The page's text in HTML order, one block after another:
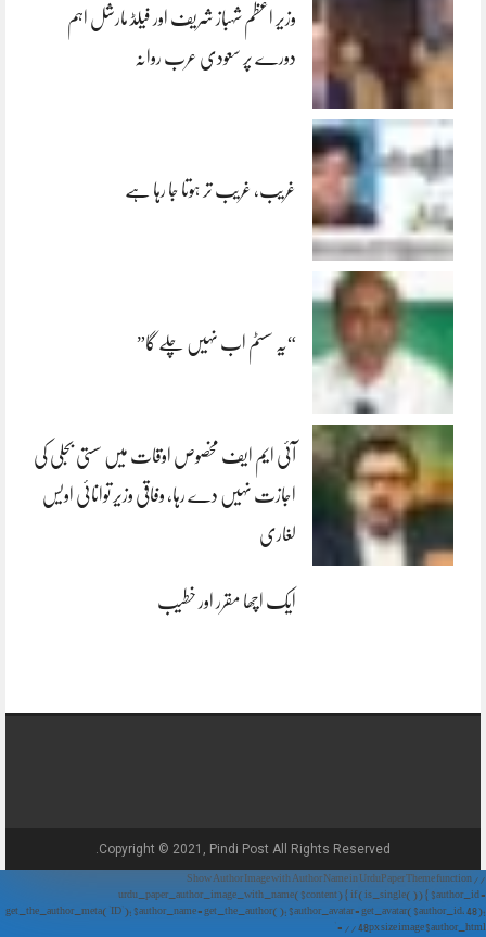
وزیر اعظم شہباز شریف اور فیلڈ مارشل اہم
دورے پر سعودی عرب روانہ
غریب، غریب تر ہوتا جا رہا ہے
“یہ سسٹم اب نہیں چلے گا”
آئی ایم ایف مخصوص اوقات میں سستی بجلی کی
اجازت نہیں دے رہا، وفاقی وزیر توانائی اویس
لغاری
ایک اچھا مقرر اور خطیب
Copyright © 2021, Pindi Post All Rights Reserved.
// Show Author Image with Author Name in UrduPaper Theme function
urdu_paper_author_image_with_name($content) { if (is_single()) { $author_id =
get_the_author_meta('ID'); $author_name = get_the_author(); $author_avatar = get_avatar($author_id, 48);
// 48px size image $author_html = '